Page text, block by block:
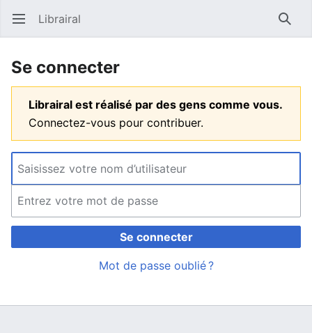
Ouvrir le menu principal Librairal
Se connecter
Librairal est réalisé par des gens comme vous.
Connectez-vous pour contribuer.
Se connecter
Mot de passe oublié ?